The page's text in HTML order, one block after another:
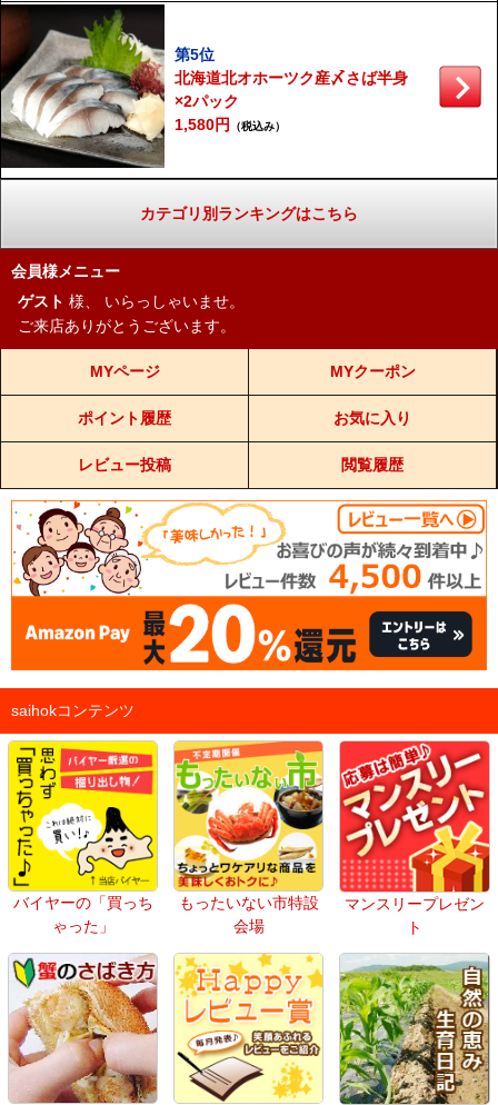
第5位
北海道北オホーツク産〆さば半身
×2パック
1,580円
（税込み）
カテゴリ別ランキングはこちら
会員様メニュー
ゲスト 様、
いらっしゃいませ。
ご来店ありがとうございます。
MYページ MYクーポン
ポイント履歴 お気に入り
レビュー投稿 閲覧履歴
saihokコンテンツ
バイヤーの「買っち
ゃった」
もったいない市特設
会場
マンスリープレゼン
ト